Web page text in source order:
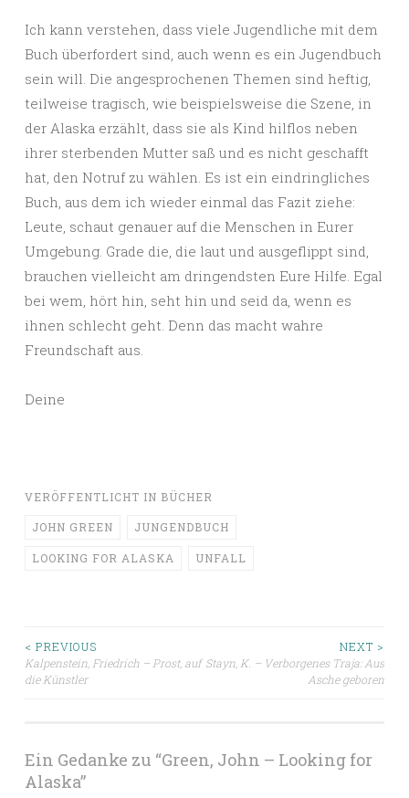
Ich kann verstehen, dass viele Jugendliche mit dem
Buch überfordert sind, auch wenn es ein Jugendbuch
sein will. Die angesprochenen Themen sind heftig,
teilweise tragisch, wie beispielsweise die Szene, in
der Alaska erzählt, dass sie als Kind hilflos neben
ihrer sterbenden Mutter saß und es nicht geschafft
hat, den Notruf zu wählen. Es ist ein eindringliches
Buch, aus dem ich wieder einmal das Fazit ziehe:
Leute, schaut genauer auf die Menschen in Eurer
Umgebung. Grade die, die laut und ausgeflippt sind,
brauchen vielleicht am dringendsten Eure Hilfe. Egal
bei wem, hört hin, seht hin und seid da, wenn es
ihnen schlecht geht. Denn das macht wahre
Freundschaft aus.
Deine
VERÖFFENTLICHT IN BÜCHER
JOHN GREEN JUNGENDBUCH
LOOKING FOR ALASKA UNFALL
Beitragsnavigation
< PREVIOUS
Kalpenstein, Friedrich – Prost, auf
die Künstler
NEXT >
Stayn, K. – Verborgenes Traja: Aus
Asche geboren
Ein Gedanke zu “Green, John – Looking for
Alaska”